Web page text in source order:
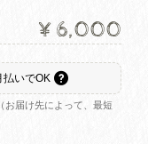
¥6,000
払いでOK
届け先によって、最短